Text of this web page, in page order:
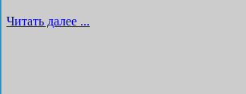
Читать далее ...